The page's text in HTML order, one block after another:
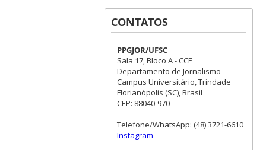
CONTATOS
PPGJOR/UFSC
Sala 17, Bloco A - CCE
Departamento de Jornalismo
Campus Universitário, Trindade
Florianópolis (SC), Brasil
CEP: 88040-970
Telefone/WhatsApp: (48) 3721-6610
Instagram